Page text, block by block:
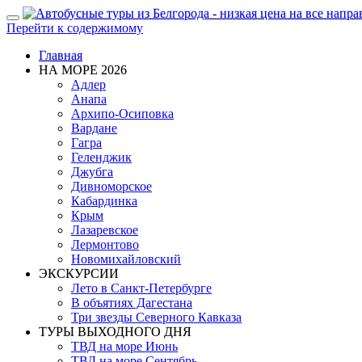
Показать/
Скрыть
навигацию
Перейти к содержимому
Главная
НА МОРЕ 2026
Адлер
Анапа
Архипо-Осиповка
Вардане
Гагра
Геленджик
Джубга
Дивноморское
Кабардинка
Крым
Лазаревское
Лермонтово
Новомихайловский
ЭКСКУРСИИ
Лето в Санкт-Петербурге
В объятиях Дагестана
Три звезды Северного Кавказа
ТУРЫ ВЫХОДНОГО ДНЯ
ТВД на море Июнь